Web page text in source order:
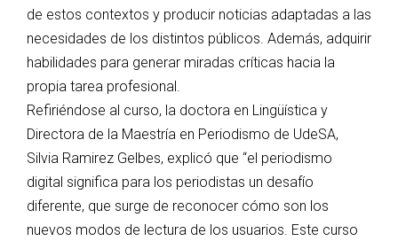
de estos contextos y producir noticias adaptadas a las
necesidades de los distintos públicos. Además, adquirir
habilidades para generar miradas críticas hacia la
propia tarea profesional.
Refiriéndose al curso, la doctora en Lingüística y
Directora de la Maestría en Periodismo de UdeSA,
Silvia Ramirez Gelbes, explicó que “el periodismo
digital significa para los periodistas un desafío
diferente, que surge de reconocer cómo son los
nuevos modos de lectura de los usuarios. Este curso